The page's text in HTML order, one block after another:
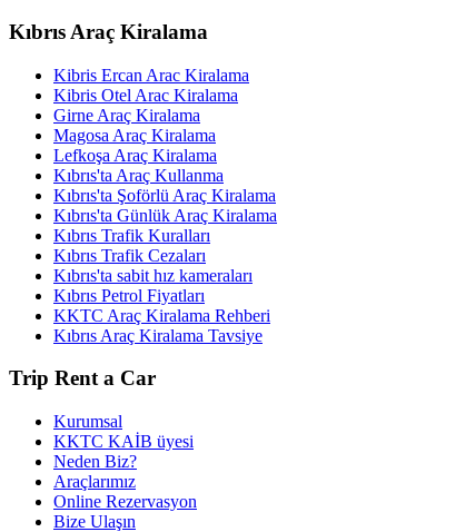
Kıbrıs Araç Kiralama
Kibris Ercan Arac Kiralama
Kibris Otel Arac Kiralama
Girne Araç Kiralama
Magosa Araç Kiralama
Lefkoşa Araç Kiralama
Kıbrıs'ta Araç Kullanma
Kıbrıs'ta Şoförlü Araç Kiralama
Kıbrıs'ta Günlük Araç Kiralama
Kıbrıs Trafik Kuralları
Kıbrıs Trafik Cezaları
Kıbrıs'ta sabit hız kameraları
Kıbrıs Petrol Fiyatları
KKTC Araç Kiralama Rehberi
Kıbrıs Araç Kiralama Tavsiye
Trip Rent a Car
Kurumsal
KKTC KAİB üyesi
Neden Biz?
Araçlarımız
Online Rezervasyon
Bize Ulaşın